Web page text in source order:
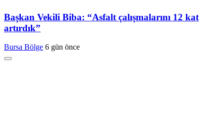
Başkan Vekili Biba: “Asfalt çalışmalarını 12 kat
artırdık”
Bursa Bölge 6 gün önce